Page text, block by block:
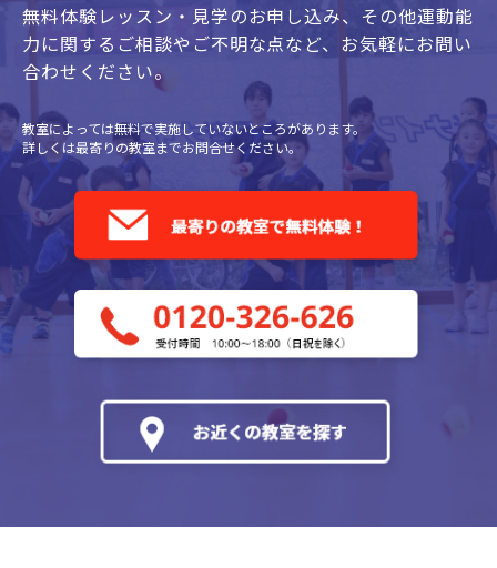
無料体験レッスン・見学のお申し込み、 その他運動能
力に関するご相談やご不明な点など、 お気軽にお問い
合わせください。
教室によっては無料で実施していないところがあります。
詳しくは最寄りの教室までお問合せください。